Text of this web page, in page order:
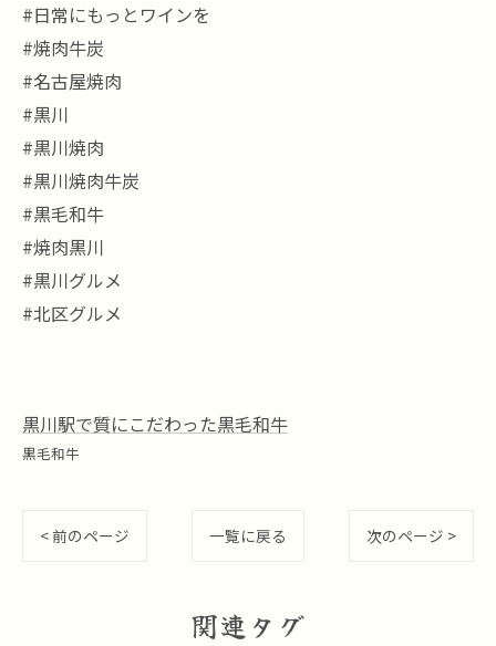
#日常にもっとワインを
#焼肉牛炭
#名古屋焼肉
#黒川
#黒川焼肉
#黒川焼肉牛炭
#黒毛和牛
#焼肉黒川
#黒川グルメ
#北区グルメ
黒川駅で質にこだわった黒毛和牛
黒毛和牛
< 前のページ 一覧に戻る 次のページ >
関連タグ